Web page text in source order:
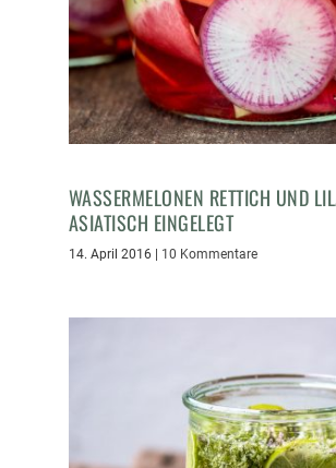
WASSERMELONEN RETTICH UND
ASIATISCH EINGELEGT
14. April 2016 10 Kommentare